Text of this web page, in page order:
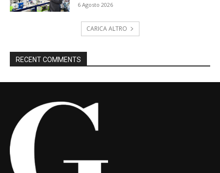
6 Agosto 2026
CARICA ALTRO
RECENT COMMENTS